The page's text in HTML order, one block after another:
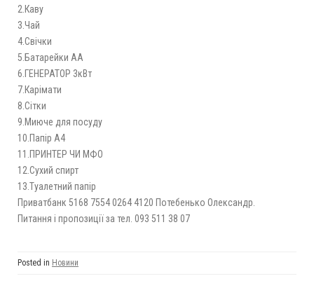
2.Каву
3.Чай
4.Свічки
5.Батарейки АА
6.ГЕНЕРАТОР 3кВт
7.Карімати
8.Сітки
9.Миюче для посуду
10.Папір А4
11.ПРИНТЕР ЧИ МФО
12.Сухий спирт
13.Туалетний папір
Приватбанк 5168 7554 0264 4120 Потебенько Олександр.
Питання і пропозиції за тел. 093 511 38 07
Posted in Новини